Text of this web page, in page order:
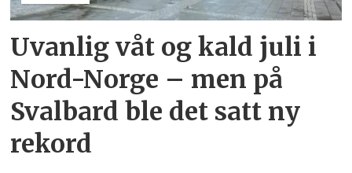
Uvanlig våt og kald juli i
Nord-Norge – men på
Svalbard ble det satt ny
rekord